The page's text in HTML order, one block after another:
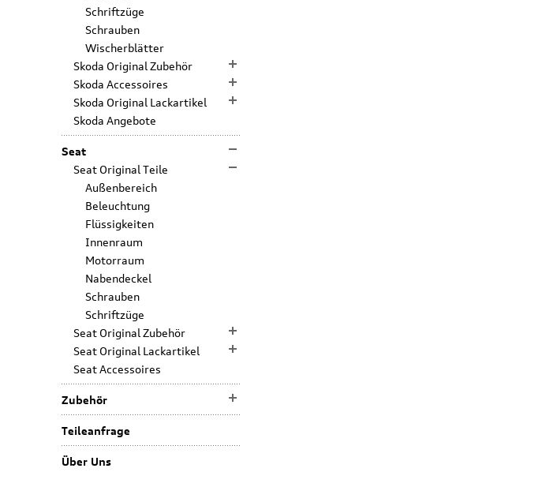
Schriftzüge
Schrauben
Wischerblätter
Skoda Original Zubehör
Skoda Accessoires
Skoda Original Lackartikel
Skoda Angebote
Seat
Seat Original Teile
Außenbereich
Beleuchtung
Flüssigkeiten
Innenraum
Motorraum
Nabendeckel
Schrauben
Schriftzüge
Seat Original Zubehör
Seat Original Lackartikel
Seat Accessoires
Zubehör
Teileanfrage
Über Uns